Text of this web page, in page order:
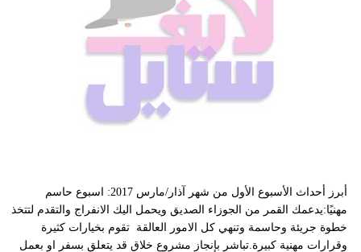
أبرز أحداث الأسبوع الأول من شهر آذار/مارس 2017: اسبوع حاسم
مهنيًا:يدعمك القمر من الجوزاء الصديق ويحمل اليك الانفراج والتقدم لتتخذ
خطوة جريئة وحاسمة وتنهي كل الامور العالقة تقوم بخيارات كثيرة
وقرارات مهنية كبيرة.تباشر بإنجاز مشروع خلاق قد يتعلق بسفر او بعمل